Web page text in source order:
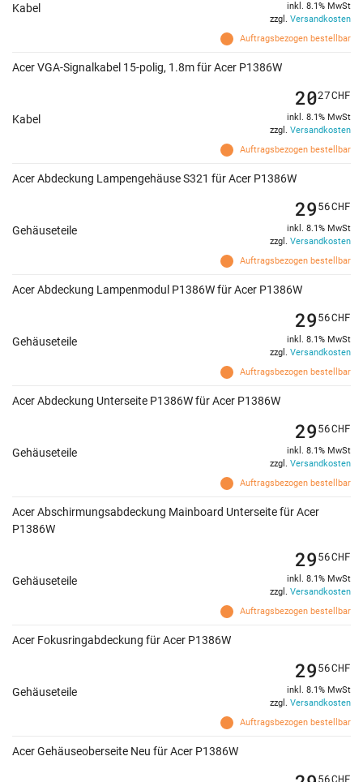
Kabel
Auftragsbezogen bestellbar
inkl. 8.1% MwSt
zzgl. Versandkosten
Acer VGA-Signalkabel 15-polig, 1.8m für Acer P1386W
Kabel
Auftragsbezogen bestellbar
2027CHF
inkl. 8.1% MwSt
zzgl. Versandkosten
Acer Abdeckung Lampengehäuse S321 für Acer P1386W
Gehäuseteile
Auftragsbezogen bestellbar
2956CHF
inkl. 8.1% MwSt
zzgl. Versandkosten
Acer Abdeckung Lampenmodul P1386W für Acer P1386W
Gehäuseteile
Auftragsbezogen bestellbar
2956CHF
inkl. 8.1% MwSt
zzgl. Versandkosten
Acer Abdeckung Unterseite P1386W für Acer P1386W
Gehäuseteile
Auftragsbezogen bestellbar
2956CHF
inkl. 8.1% MwSt
zzgl. Versandkosten
Acer Abschirmungsabdeckung Mainboard Unterseite für Acer
P1386W
Gehäuseteile
Auftragsbezogen bestellbar
2956CHF
inkl. 8.1% MwSt
zzgl. Versandkosten
Acer Fokusringabdeckung für Acer P1386W
Gehäuseteile
Auftragsbezogen bestellbar
2956CHF
inkl. 8.1% MwSt
zzgl. Versandkosten
Acer Gehäuseoberseite Neu für Acer P1386W
56CHF